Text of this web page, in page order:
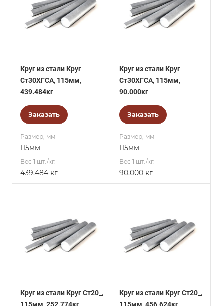
Круг из стали Круг
Ст30ХГСА, 115мм,
439.484кг
Заказать
Размер, мм
115мм
Вес 1 шт./кг.
439.484 кг
Круг из стали Круг
Ст30ХГСА, 115мм,
90.000кг
Заказать
Размер, мм
115мм
Вес 1 шт./кг.
90.000 кг
Круг из стали Круг Ст20_,
115мм, 252.774кг
Круг из стали Круг Ст20_,
115мм, 456.624кг